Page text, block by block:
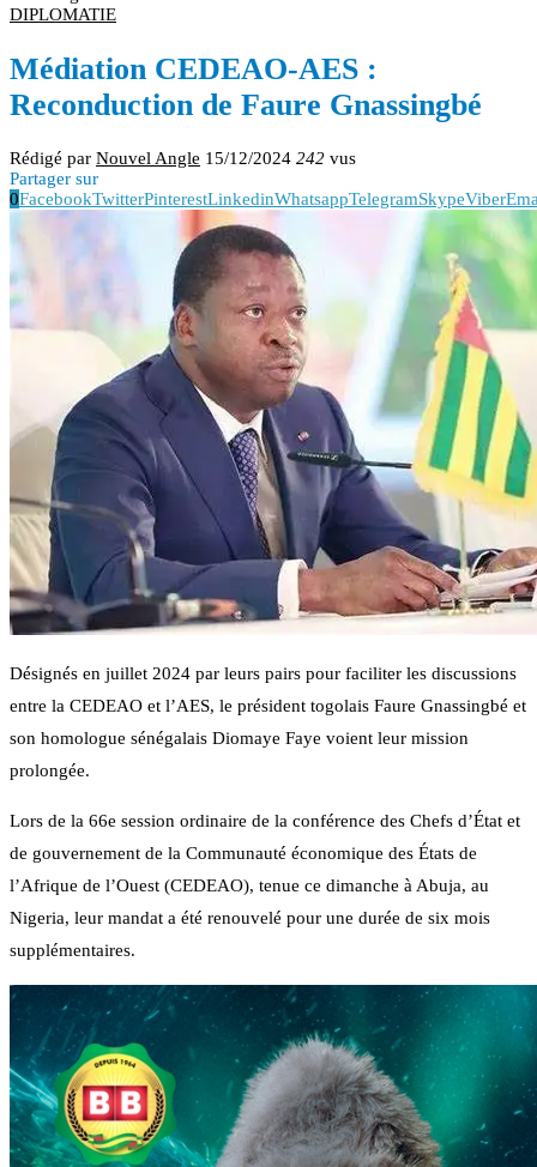
DIPLOMATIE
Médiation CEDEAO-AES :
Reconduction de Faure Gnassingbé
Rédigé par Nouvel Angle 15/12/2024 242 vus
Partager sur
0FacebookTwitterPinterestLinkedinWhatsappTelegramSkypeViber
Désignés en juillet 2024 par leurs pairs pour faciliter les discussions
entre la CEDEAO et l’AES, le président togolais Faure Gnassingbé et
son homologue sénégalais Diomaye Faye voient leur mission
prolongée.
Lors de la 66e session ordinaire de la conférence des Chefs d’État et
de gouvernement de la Communauté économique des États de
l’Afrique de l’Ouest (CEDEAO), tenue ce dimanche à Abuja, au
Nigeria, leur mandat a été renouvelé pour une durée de six mois
supplémentaires.